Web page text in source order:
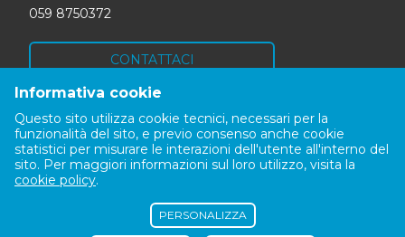
059 8750372
CONTATTACI
SEGUICI
© 2022 Datacode srl | via Ermanno Gerosa, 38 - 41122 Modena, Italy |
Informativa cookie
Questo sito utilizza cookie tecnici, necessari per la
funzionalità del sito, e previo consenso anche cookie
statistici per misurare le interazioni dell'utente all'interno del
sito. Per maggiori informazioni sul loro utilizzo, visita la
cookie policy.
PERSONALIZZA